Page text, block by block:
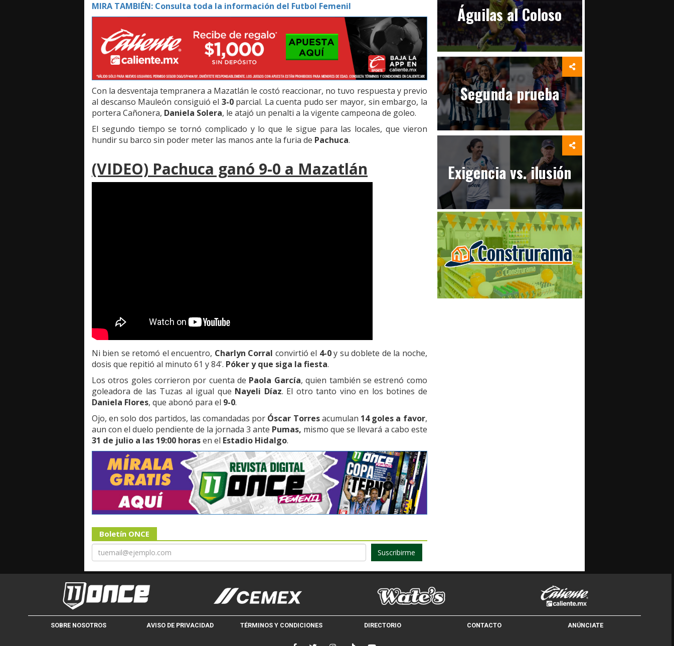
MIRA TAMBIÉN: Consulta toda la información del Futbol Femenil
Con la desventaja tempranera a Mazatlán le costó reaccionar, no tuvo respuesta y previo
al descanso Mauleón consiguió el 3-0parcial. La cuenta pudo ser mayor, sin embargo, la
portera Cañonera, Daniela Solera, le atajó un penalti a la vigente campeona de goleo.
El segundo tiempo se tornó complicado y lo que le sigue para las locales, que vieron
hundir su barco sin poder meter las manos ante la furia de Pachuca.
(VIDEO) Pachuca ganó 9-0 a Mazatlán
Ni bien se retomó el encuentro, Charlyn Corral convirtió el 4-0y su doblete de la noche,
dosis que repitió al minuto 61 y 84'. Póker y que siga la fiesta.
Los otros goles corrieron por cuenta de Paola García, quien también se estrenó como
goleadora de las Tuzas al igual que Nayeli Díaz. El otro tanto vino en los botines de
Daniela Flores, que abonó para el 9-0.
Ojo, en solo dos partidos, las comandadas por Óscar Torresacumulan 14 goles a favor,
aun con el duelo pendiente de la jornada 3 ante Pumas, mismo que se llevará a cabo este
31 de julio a las 19:00 horasen el Estadio Hidalgo.
Boletín ONCE
Suscribirme
Águilas al Coloso
Segunda prueba
Exigencia vs. ilusión
SOBRE NOSOTROS AVISO DE PRIVACIDAD TÉRMINOS Y CONDICIONES DIRECTORIO CONTACTO ANÚNCIATE